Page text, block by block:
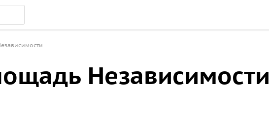
Независимости